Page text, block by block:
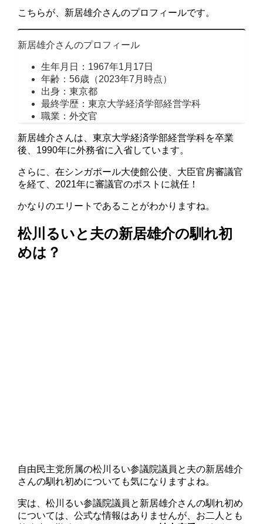
こちらが、新居雄介さんのプロフィールです。
新居雄介さんのプロフィール
生年月日：1967年1月17日
年齢：56歳（2023年7月時点）
出身：東京都
最終学歴：東京大学経済学部経営学科
職業：外交官
新居雄介さんは、東京大学経済学部経営学科を卒業
後、1990年に外務省に入省しています。
さらに、在シンガポール大使館公使、大臣官房審議官
を経て、2021年に審議官のポストに就任！
かなりのエリートであることがわかりますね。
松川るいと夫の新居雄介の馴れ初
めは？
自由民主党所属の松川るい参議院議員と夫の新居雄介
さんの馴れ初めについても気になりますよね。
実は、松川るい参議院議員と新居雄介さんの馴れ初め
については、公式な情報はありませんが、お二人とも